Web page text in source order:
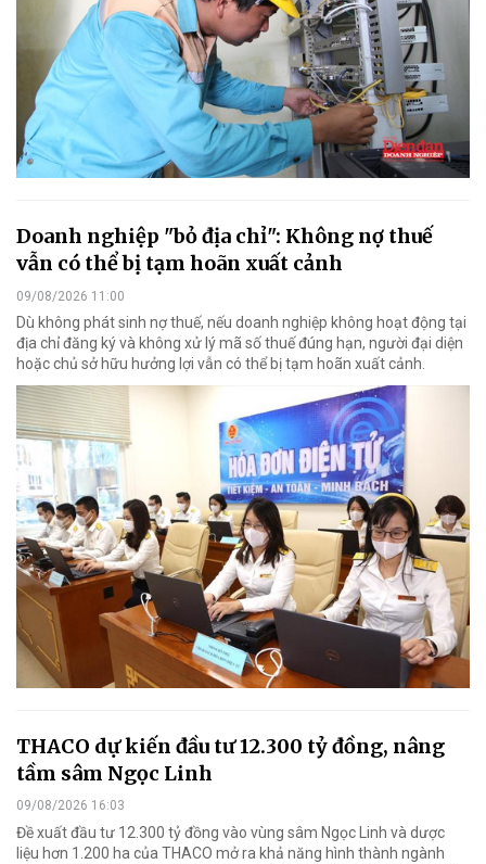
Doanh nghiệp "bỏ địa chỉ": Không nợ thuế
vẫn có thể bị tạm hoãn xuất cảnh
09/08/2026 11:00
Dù không phát sinh nợ thuế, nếu doanh nghiệp không hoạt động tại
địa chỉ đăng ký và không xử lý mã số thuế đúng hạn, người đại diện
hoặc chủ sở hữu hưởng lợi vẫn có thể bị tạm hoãn xuất cảnh.
THACO dự kiến đầu tư 12.300 tỷ đồng, nâng
tầm sâm Ngọc Linh
09/08/2026 16:03
Đề xuất đầu tư 12.300 tỷ đồng vào vùng sâm Ngọc Linh và dược
liệu hơn 1.200 ha của THACO mở ra khả năng hình thành ngành